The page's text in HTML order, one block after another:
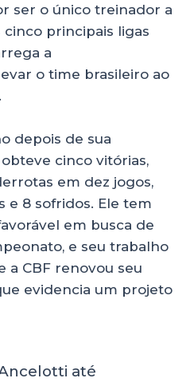
ser o único treinador a
principais ligas
a
o time brasileiro ao
depois de sua
cinco vitórias,
em dez jogos,
e 8 sofridos. Ele tem
em busca de
e seu trabalho
a CBF renovou seu
evidencia um projeto
até